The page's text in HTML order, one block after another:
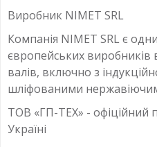
Виробник NIMET SRL
Компанія NIMET SRL є
європейських виробників
валів, включно з
шліфованими
ТОВ «ГП-ТЕХ» - офіційний
Україні